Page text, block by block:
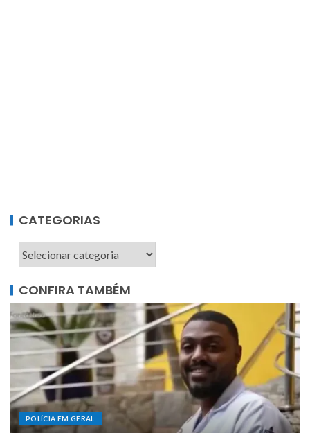
CATEGORIAS
CONFIRA TAMBÉM
POLÍCIA EM GERAL